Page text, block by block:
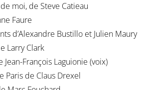
moi, de Steve Catieau
Faure
d’Alexandre Bustillo et Julien Maury
Larry Clark
François Laguionie (voix)
Paris de Claus Drexel